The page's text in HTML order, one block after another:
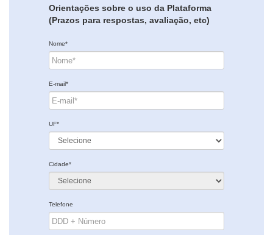
Orientações sobre o uso da Plataforma
(Prazos para respostas, avaliação, etc)
Nome*
E-mail*
UF*
Cidade*
Telefone